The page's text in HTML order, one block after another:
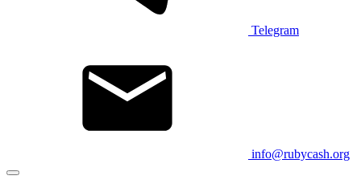
Telegram
info@rubycash.org